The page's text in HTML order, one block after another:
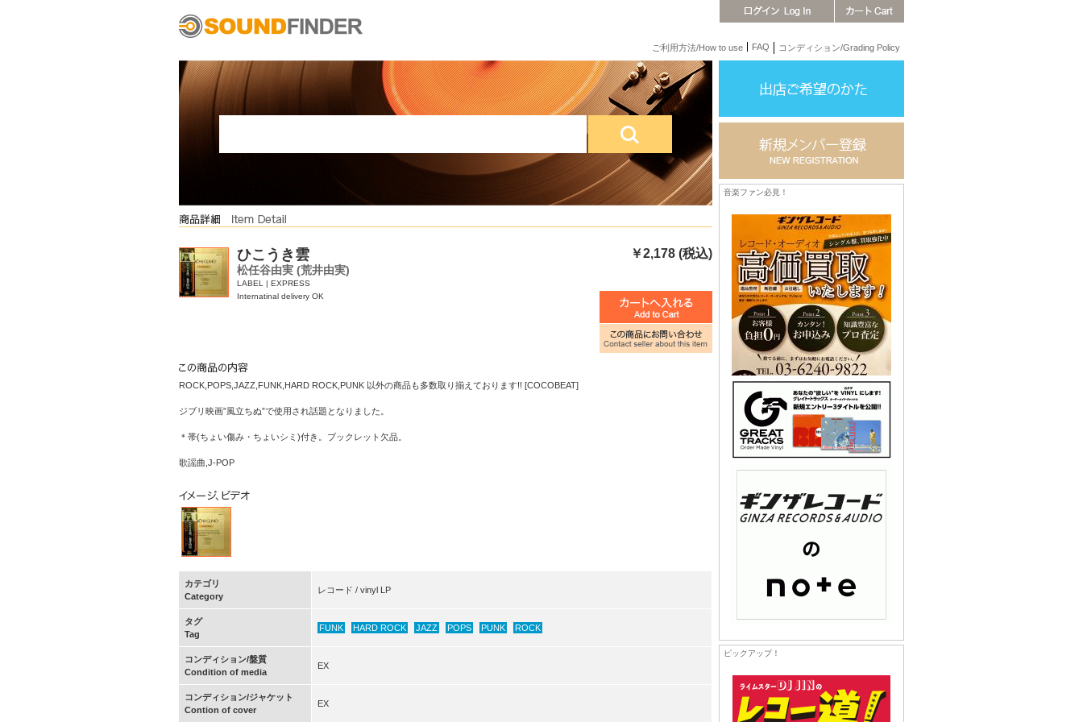
ご利用方法/How to use FAQ コンディション/Grading Policy
ひこうき雲 ￥2,178 (税込)
松任谷由実 (荒井由実)
LABEL | EXPRESS
Internatinal delivery OK
ROCK,POPS,JAZZ,FUNK,HARD ROCK,PUNK 以外の商品も多数取り揃えております!! [COCOBEAT]
ジブリ映画”風立ちぬ”で使用され話題となりました。
＊帯(ちょい傷み・ちょいシミ)付き。ブックレット欠品。
歌謡曲,J-POP
カテゴリ
Category
レコード / vinyl LP
タグ
Tag
FUNK HARD ROCK JAZZ POPS PUNK ROCK
コンディション/盤質
Condition of media
EX
コンディション/ジャケット
Contion of cover
EX
音楽ファン必見！
ピックアップ！